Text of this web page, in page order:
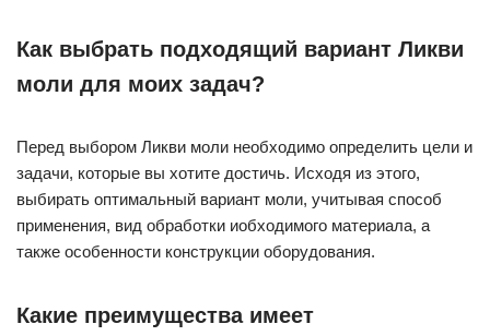
Как выбрать подходящий вариант Ликви
моли для моих задач?
Перед выбором Ликви моли необходимо определить цели и
задачи, которые вы хотите достичь. Исходя из этого,
выбирать оптимальный вариант моли, учитывая способ
применения, вид обработки иобходимого материала, а
также особенности конструкции оборудования.
Какие преимущества имеет